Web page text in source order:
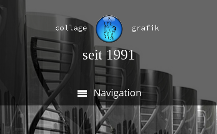
seit 1991
Navigation